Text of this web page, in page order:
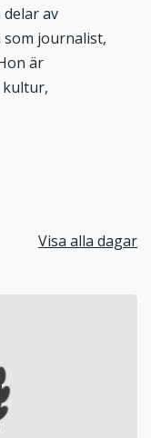
av
journalist,
är
kultur,
Visa alla dagar